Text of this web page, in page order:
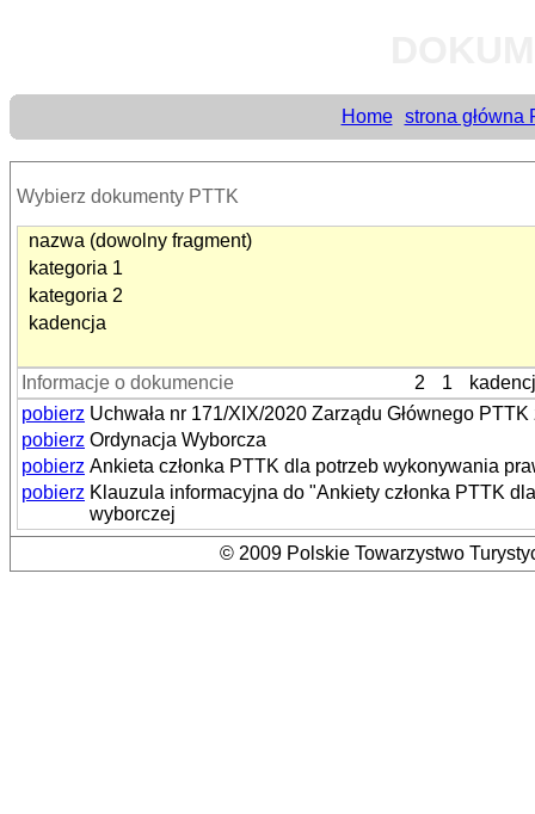
Home strona główna
Wybierz dokumenty PTTK
nazwa (dowolny fragment)
kategoria 1
kategoria 2
kadencja
Informacje o dokumencie 2 1
pobierz Uchwała nr 171/XIX/2020 Zarządu Głównego
pobierz Ordynacja Wyborcza
pobierz Ankieta członka PTTK dla potrzeb wykonywania
pobierz Klauzula informacyjna do "Ankiety członka PTTK
wyborczej
© 2009 Polskie Towarzystwo